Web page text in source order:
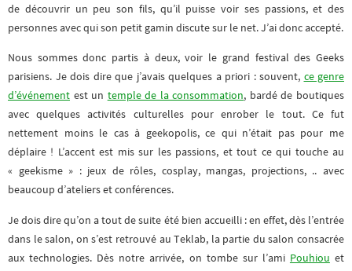
de découvrir un peu son fils, qu’il puisse voir ses passions, et des
personnes avec qui son petit gamin discute sur le net. J’ai donc accepté.
Nous sommes donc partis à deux, voir le grand festival des Geeks
parisiens. Je dois dire que j’avais quelques a priori : souvent, ce genre
d’événement est un temple de la consommation, bardé de boutiques
avec quelques activités culturelles pour enrober le tout. Ce fut
nettement moins le cas à geekopolis, ce qui n’était pas pour me
déplaire ! L’accent est mis sur les passions, et tout ce qui touche au
« geekisme » : jeux de rôles, cosplay, mangas, projections, .. avec
beaucoup d’ateliers et conférences.
Je dois dire qu’on a tout de suite été bien accueilli : en effet, dès l’entrée
dans le salon, on s’est retrouvé au Teklab, la partie du salon consacrée
aux technologies. Dès notre arrivée, on tombe sur l’ami Pouhiou et